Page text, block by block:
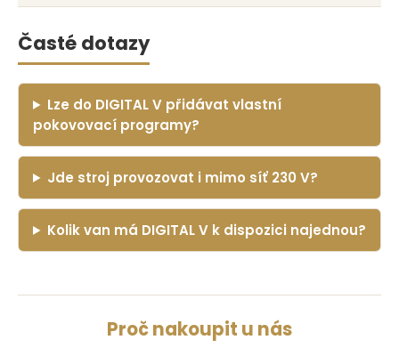
Časté dotazy
Lze do DIGITAL V přidávat vlastní
pokovovací programy?
Jde stroj provozovat i mimo síť 230 V?
Kolik van má DIGITAL V k dispozici najednou?
Proč nakoupit u nás